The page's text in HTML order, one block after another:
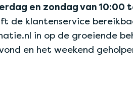
en zondag van 10:00
de klantenservice
in op de groeiende
en het weekend